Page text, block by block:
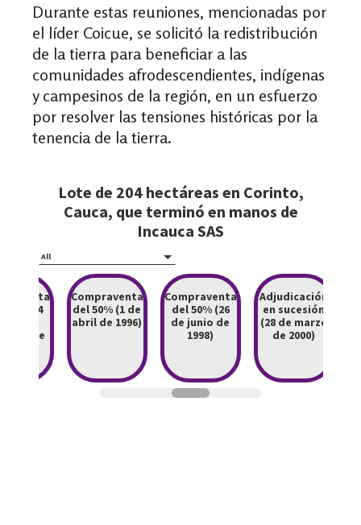
Durante estas reuniones, mencionadas por
el líder Coicue, se solicitó la redistribución
de la tierra para beneficiar a las
comunidades afrodescendientes, indígenas
y campesinos de la región, en un esfuerzo
por resolver las tensiones históricas por la
tenencia de la tierra.